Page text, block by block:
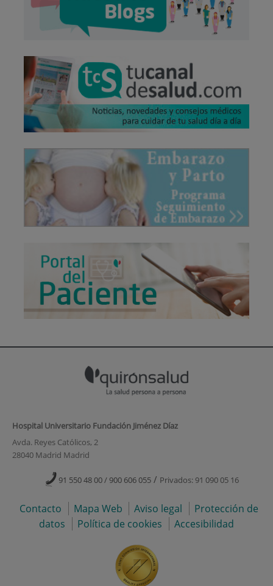
Hospital Universitario Fundación Jiménez Díaz
Avda. Reyes Católicos, 2
28040 Madrid Madrid
91 550 48 00 / 900 606 055 / Privados: 91 090 05 16
Contacto Mapa Web Aviso legal
Protección de
datos
Política de cookies Accesibilidad